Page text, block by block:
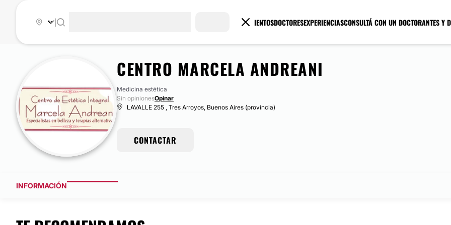
TRATAMIENTOSDOCTORESEXPERIENCIASCONSULTÁ CON UN DOCTORANTES Y
CENTRO MARCELA ANDREANI
Medicina estética
Sin opinionesOpinar
LAVALLE 255 , Tres Arroyos, Buenos Aires (provincia)
CONTACTAR
INFORMACIÓN